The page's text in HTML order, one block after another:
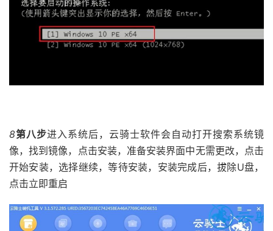
8第八步进入系统后，云骑士软件会自动打开搜索系统镜
像，找到镜像，点击安装，准备安装界面中无需更改，点击
开始安装，选择继续，等待安装，安装完成后，拔除U盘，
点击立即重启